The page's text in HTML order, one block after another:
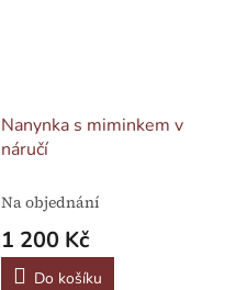
Nanynka s miminkem v
náručí
Na objednání
1 200 Kč
Do košíku